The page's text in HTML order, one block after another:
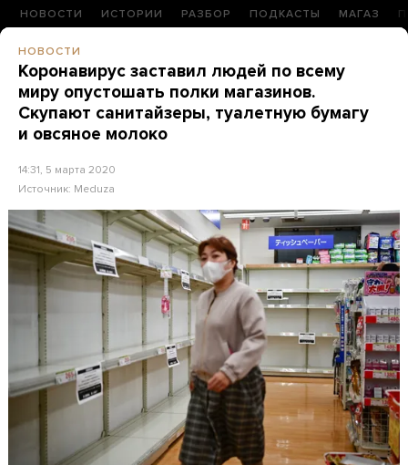
НОВОСТИ ИСТОРИИ РАЗБОР ПОДКАСТЫ МАГАЗ
НОВОСТИ
Коронавирус заставил людей по всему
миру опустошать полки магазинов.
Скупают санитайзеры, туалетную бумагу
и овсяное молоко
14:31, 5 марта 2020
Источник: Meduza